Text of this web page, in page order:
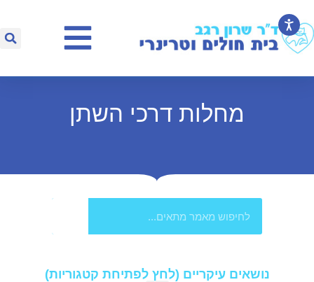
מחלות דרכי השתן
נושאים עיקריים (לחץ לפתיחת קטגוריות)​